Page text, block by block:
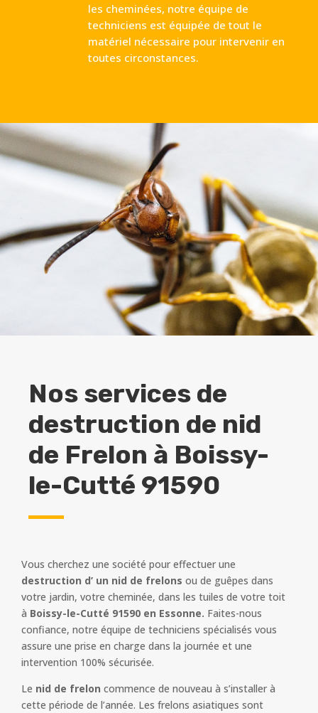
les cheminées, notre équipe de
techniciens est équipée de tout le
matériel nécessaire pour intervenir en
toutes circonstances.
Nos services de
destruction de nid
de Frelon à Boissy-
le-Cutté 91590
Vous cherchez une société pour effectuer une
destruction d’ un nid de frelons ou de guêpes dans
votre jardin, votre cheminée, dans les tuiles de votre toit
à Boissy-le-Cutté 91590 en Essonne. Faites-nous
confiance, notre équipe de techniciens spécialisés vous
assure une prise en charge dans la journée et une
intervention 100% sécurisée.
Le nid de frelon commence de nouveau à s’installer à
cette période de l’année. Les frelons asiatiques sont